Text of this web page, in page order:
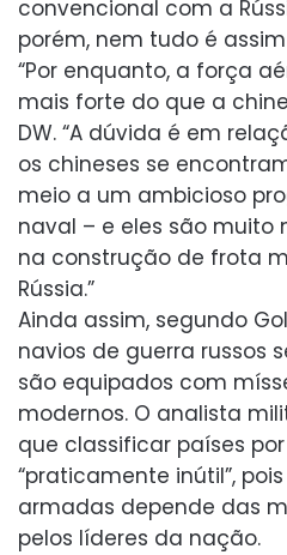
convencional com a
porém, nem tudo é
“Por enquanto, a força
mais forte do que a
DW. “A dúvida é em
os chineses se
meio a um ambicioso
naval – e eles são
na construção de frota
Rússia.”
Ainda assim, segundo
navios de guerra russos
são equipados com
modernos. O analista
que classificar países
“praticamente inútil”,
armadas depende das
pelos líderes da nação.